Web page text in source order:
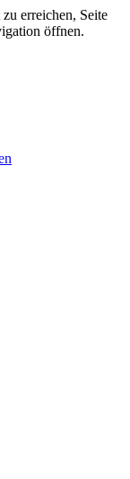
erreichen, Seite
öffnen.